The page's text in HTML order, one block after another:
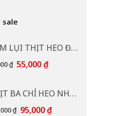
sale
NEM LỤI THỊT HEO ĐB CP 400G
₫ Giá
60,000 ₫.
55,000₫Giá
là:
55,000 ₫.
THỊT BA CHỈ HEO NHẠP KHẨU
₫ Giá
95,000₫Giá